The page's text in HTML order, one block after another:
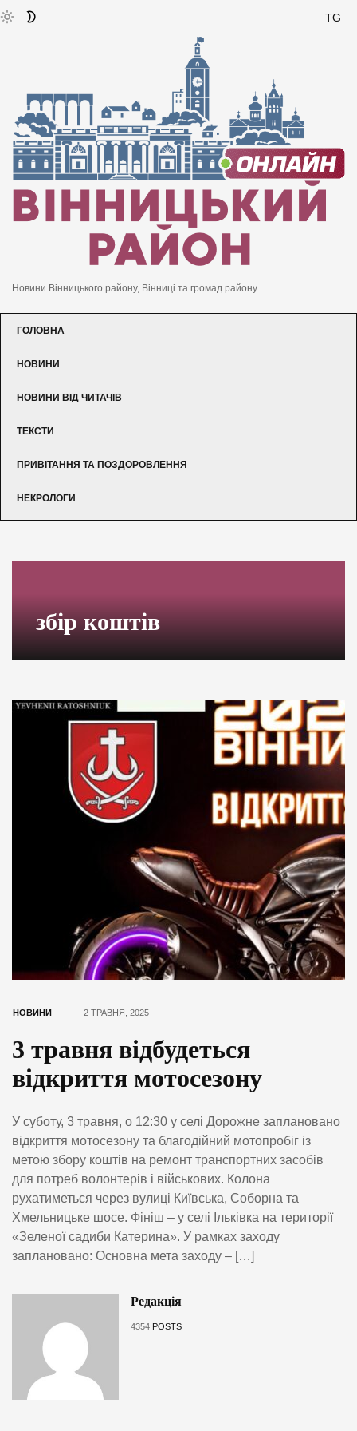
TG
Новини Вінницького району, Вінниці та громад району
ГОЛОВНА
НОВИНИ
НОВИНИ ВІД ЧИТАЧІВ
ТЕКСТИ
ПРИВІТАННЯ ТА ПОЗДОРОВЛЕННЯ
НЕКРОЛОГИ
збір коштів
НОВИНИ 2 ТРАВНЯ, 2025
3 травня відбудеться
відкриття мотосезону
У суботу, 3 травня, о 12:30 у селі Дорожне заплановано
відкриття мотосезону та благодійний мотопробіг із
метою збору коштів на ремонт транспортних засобів
для потреб волонтерів і військових. Колона
рухатиметься через вулиці Київська, Соборна та
Хмельницьке шосе. Фініш – у селі Ільківка на території
«Зеленої садиби Катерина». У рамках заходу
заплановано: Основна мета заходу – […]
Редакція
4354 POSTS